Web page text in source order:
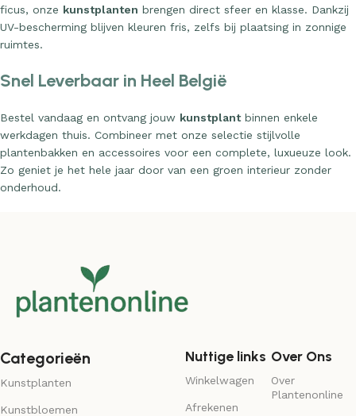
ficus, onze kunstplanten brengen direct sfeer en klasse. Dankzij
UV-bescherming blijven kleuren fris, zelfs bij plaatsing in zonnige
ruimtes.
Snel Leverbaar in Heel België
Bestel vandaag en ontvang jouw kunstplantbinnen enkele
werkdagen thuis. Combineer met onze selectie stijlvolle
plantenbakken en accessoires voor een complete, luxueuze look.
Zo geniet je het hele jaar door van een groen interieur zonder
onderhoud.
Categorieën
Kunstplanten
Kunstbloemen
Nuttige links
Winkelwagen
Afrekenen
Over Ons
Over
Plantenonline